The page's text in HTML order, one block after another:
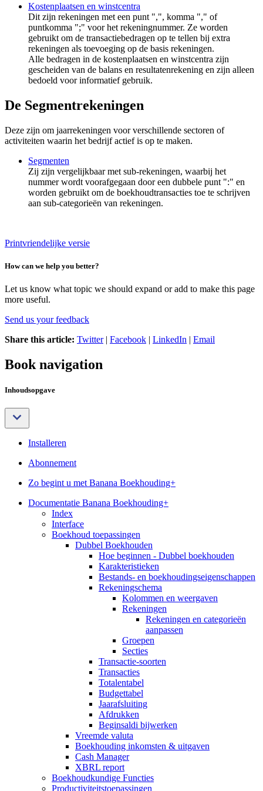
Kostenplaatsen en winstcentra
Dit zijn rekeningen met een punt ",", komma "," of
puntkomma ";" voor het rekeningnummer. Ze worden
gebruikt om de transactiebedragen op te tellen bij extra
rekeningen als toevoeging op de basis rekeningen.
Alle bedragen in de kostenplaatsen en winstcentra zijn
gescheiden van de balans en resultatenrekening en zijn alleen
bedoeld voor informatief gebruik.
De Segmentrekeningen
Deze zijn om jaarrekeningen voor verschillende sectoren of
activiteiten waarin het bedrijf actief is op te maken.
Segmenten
Zij zijn vergelijkbaar met sub-rekeningen, waarbij het
nummer wordt voorafgegaan door een dubbele punt ":" en
worden gebruikt om de boekhoudtransacties toe te schrijven
aan sub-categorieën van rekeningen.
Printvriendelijke versie
How can we help you better?
Let us know what topic we should expand or add to make this page
more useful.
Send us your feedback
Share this article: Twitter| Facebook | LinkedIn | Email
Book navigation
Inhoudsopgave
Installeren
Abonnement
Zo begint u met Banana Boekhouding+
Documentatie Banana Boekhouding+
Index
Interface
Boekhoud toepassingen
Dubbel Boekhouden
Hoe beginnen - Dubbel boekhouden
Karakteristieken
Bestands- en boekhoudingseigenschappen
Rekeningschema
Kolommen en weergaven
Rekeningen
Rekeningen en categorieën
aanpassen
Groepen
Secties
Transactie-soorten
Transacties
Totalentabel
Budgettabel
Jaarafsluiting
Afdrukken
Beginsaldi bijwerken
Vreemde valuta
Boekhouding inkomsten & uitgaven
Cash Manager
XBRL report
Boekhoudkundige Functies
Productiviteitstoepassingen